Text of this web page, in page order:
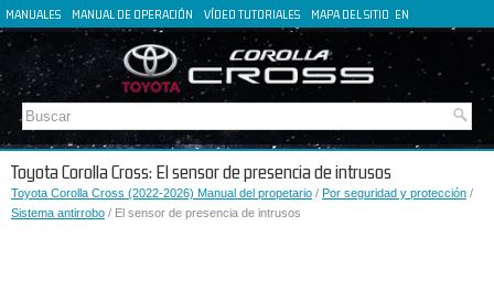
MANUALES MANUAL DE OPERACIÓN VÍDEO TUTORIALES MAPA DEL SITIO EN
FR
IT
Toyota Corolla Cross: El sensor de presencia de intrusos
Toyota Corolla Cross (2022-2026) Manual del propetario / Por seguridad y protección /
Sistema antirrobo / El sensor de presencia de intrusos